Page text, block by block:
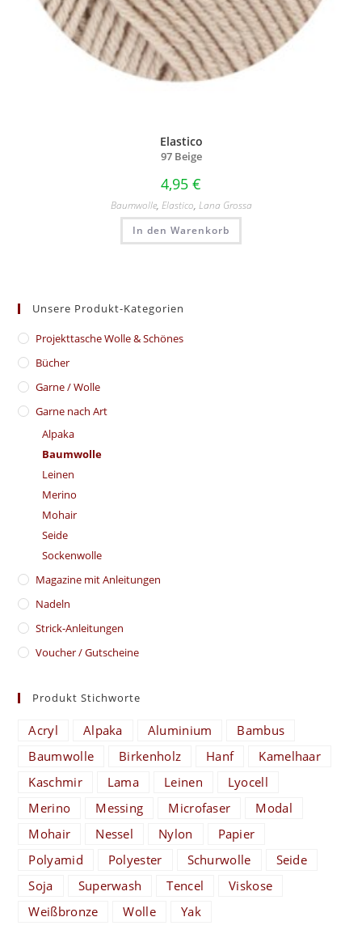
Elastico
97 Beige
4,95 €
Baumwolle, Elastico, Lana Grossa
In den Warenkorb
Unsere Produkt-Kategorien
​Projekttasche Wolle & Schönes
Bücher
Garne / Wolle
Garne nach Art
Alpaka
Baumwolle
Leinen
Merino
Mohair
Seide
Sockenwolle
Magazine mit Anleitungen
Nadeln
Strick-Anleitungen
Voucher / Gutscheine
Produkt Stichworte
Acryl Alpaka Aluminium
Bambus
Baumwolle
Birkenholz Hanf
Kamelhaar
Kaschmir
Lama Leinen
Lyocell
Merino
Messing Microfaser
Modal
Mohair
Nessel Nylon
Papier
Polyamid
Polyester Schurwolle
Seide
Soja
Superwash Tencel
Viskose
Weißbronze
Wolle Yak